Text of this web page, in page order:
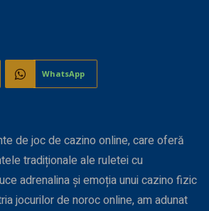
WhatsApp
de joc de cazino online, care oferă
tradiționale ale ruletei cu
adrenalina și emoția unui cazino fizic
jocurilor de noroc online, am adunat